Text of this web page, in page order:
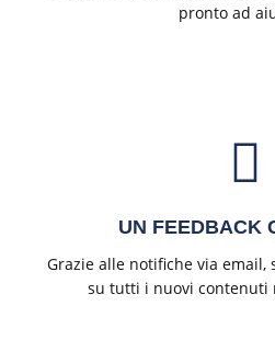
pronto ad
UN FEEDBACK
Grazie alle notifiche via
su tutti i nuovi contenuti